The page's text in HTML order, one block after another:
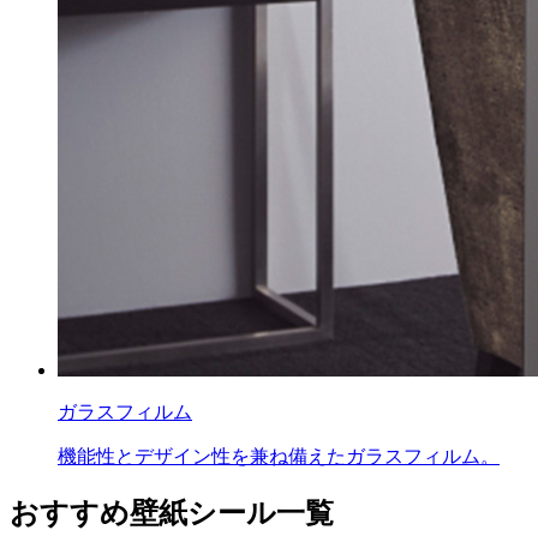
ガラスフィルム
機能性とデザイン性を兼ね備えたガラスフィルム。
おすすめ壁紙シール一覧